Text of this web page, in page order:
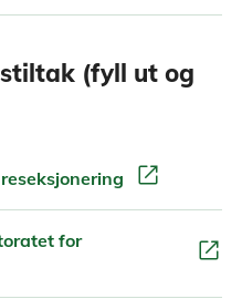
(fyll ut og
open_in_new
for
open_in_new